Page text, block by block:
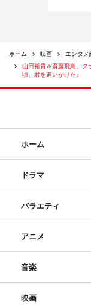
ホーム 映画
エンタメ
山田裕貴＆齋藤飛鳥、ク
頃、君を追いかけた』
ホーム
ドラマ
バラエティ
アニメ
音楽
映画